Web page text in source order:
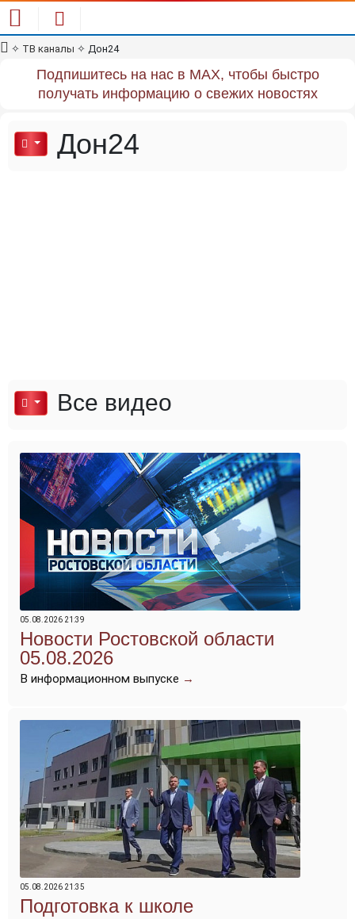
✧ ТВ каналы ✧ Дон24
Подпишитесь на нас в MAX, чтобы быстро
получать информацию о свежих новостях
Дон24
Все видео
05.08.2026 21:39
Новости Ростовской области
05.08.2026
В информационном выпуске →
05.08.2026 21:35
Подготовка к школе